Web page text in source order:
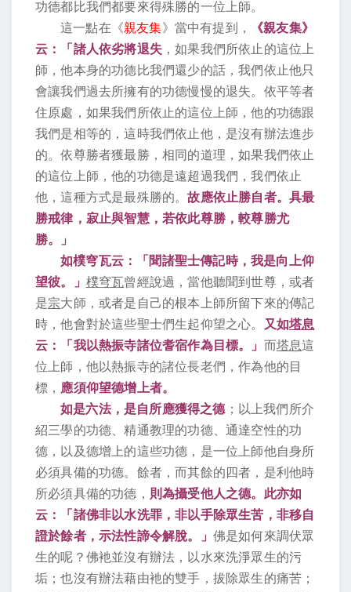
功德都比我們都要來得殊勝的一位上師。
這一點在《親友集》當中有提到，
《親友集》
云：「諸人依劣將退失 ，如果我們所依止的這位上
師，他本身的功德比我們還少的話，我們依止他只
會讓我們過去所擁有的功德慢慢的退失。依平等者
住原處，如果我們所依止的這位上師，他的功德跟
我們是相等的，這時我們依止他，是沒有辦法進步
的。依尊勝者獲最勝，相同的道理，如果我們依止
的這位上師，他的功德是遠超過我們，我們依止
他，這種方式是最殊勝的。故應依止勝自者。具最
勝戒律，寂止與智慧，若依此尊勝，較尊勝尤
勝。」
如樸穹瓦云：「聞諸聖士傳記時，我是向上仰
望彼。」 樸穹瓦曾經說過，當他聽聞到世尊，或者
是宗大師，或者是自己的根本上師所留下來的傳記
時，他會對於這些聖士們生起仰望之心。
又如塔息
云：「我以熱振寺諸位耆宿作為目標。」 而塔息這
位上師，他以熱振寺的諸位長老們，作為他的目
標， 應須仰望德增上者。
如是六法，是自所應獲得之德 ；以上我們所介
紹三學的功德、精通教理的功德、通達空性的功
德，以及德增上的這些功德，是一位上師他自身所
必須具備的功德。餘者，而其餘的四者，是利他時
所必須具備的功德， 則為攝受他人之德。此亦如
云：「諸佛非以水洗罪，非以手除眾生苦，非移自
證於餘者，示法性諦令解脫。」 佛是如何來調伏眾
生的呢？佛衪並沒有辦法，以水來洗淨眾生的污
垢；也沒有辦法藉由衪的雙手，拔除眾生的痛苦；